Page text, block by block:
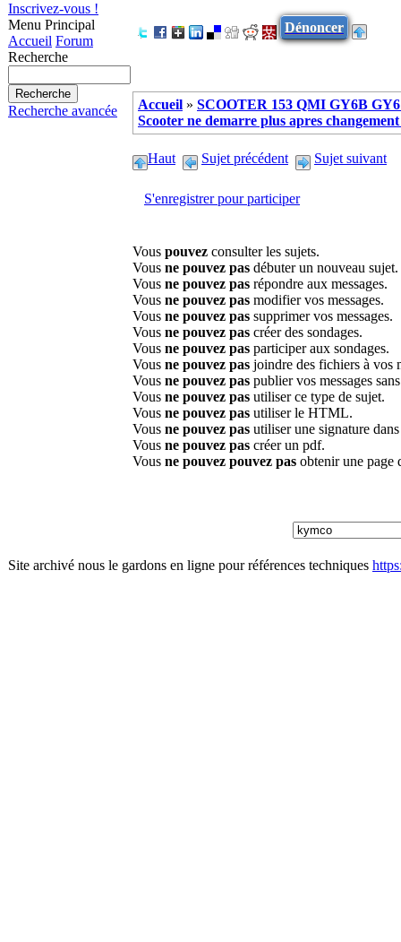
Inscrivez-vous !
Menu Principal
Accueil Forum
Recherche
Recherche avancée
Dénoncer
Accueil » SCOOTER 153 QMI GY6B
Scooter ne demarre plus apres
Haut Sujet précédent Sujet suivant
S'enregistrer pour participer
Vous pouvez consulter les sujets.
Vous ne pouvez pas débuter un nouveau sujet.
Vous ne pouvez pas répondre aux messages.
Vous ne pouvez pas modifier vos messages.
Vous ne pouvez pas supprimer vos messages.
Vous ne pouvez pas créer des sondages.
Vous ne pouvez pas participer aux sondages.
Vous ne pouvez pas joindre des fichiers à vos
Vous ne pouvez pas publier vos messages
Vous ne pouvez pas utiliser ce type de sujet.
Vous ne pouvez pas utiliser le HTML.
Vous ne pouvez pas utiliser une signature
Vous ne pouvez pas créer un pdf.
Vous ne pouvez pouvez pas obtenir une page
Site archivé nous le gardons en ligne pour références techniques